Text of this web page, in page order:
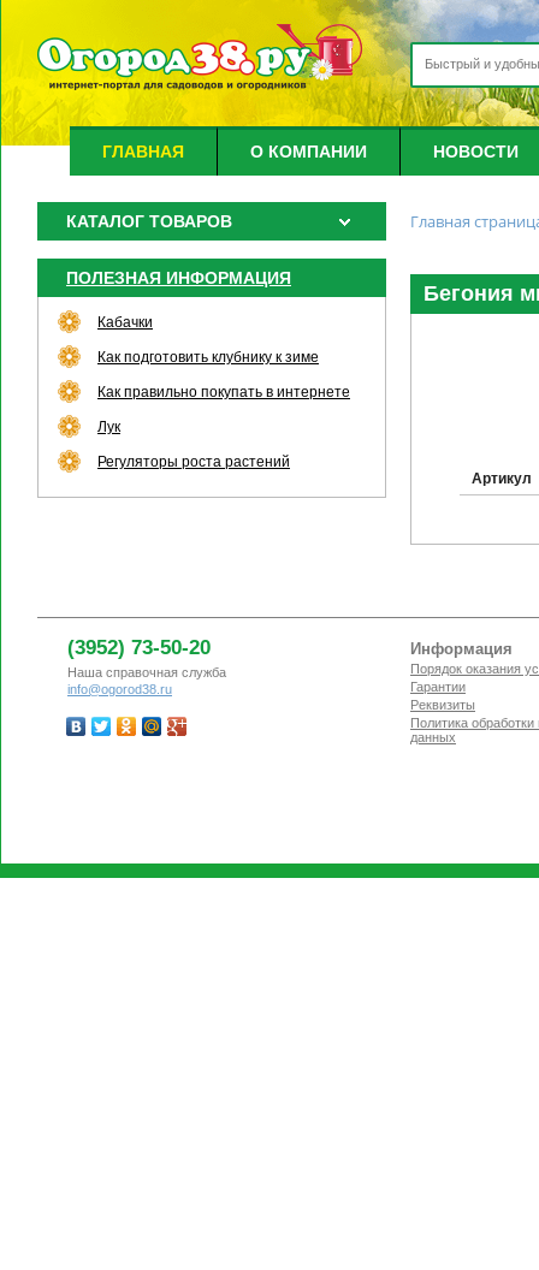
ГЛАВНАЯ О КОМПАНИИ НОВОСТИ
КАТАЛОГ ТОВАРОВ
ПОЛЕЗНАЯ ИНФОРМАЦИЯ
Кабачки
Как подготовить клубнику к зиме
Как правильно покупать в интернете
Лук
Регуляторы роста растений
Главная
Бегония
Артикул
(3952) 73-50-20
Наша справочная служба
info@ogorod38.ru
Информация
Порядок оказания
Гарантии
Реквизиты
Политика
данных